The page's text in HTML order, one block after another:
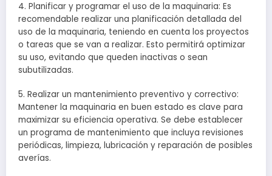
4. Planificar y programar el uso de la maquinaria: Es
recomendable realizar una planificación detallada del
uso de la maquinaria, teniendo en cuenta los proyectos
o tareas que se van a realizar. Esto permitirá optimizar
su uso, evitando que queden inactivas o sean
subutilizadas.
5. Realizar un mantenimiento preventivo y correctivo:
Mantener la maquinaria en buen estado es clave para
maximizar su eficiencia operativa. Se debe establecer
un programa de mantenimiento que incluya revisiones
periódicas, limpieza, lubricación y reparación de posibles
averías.